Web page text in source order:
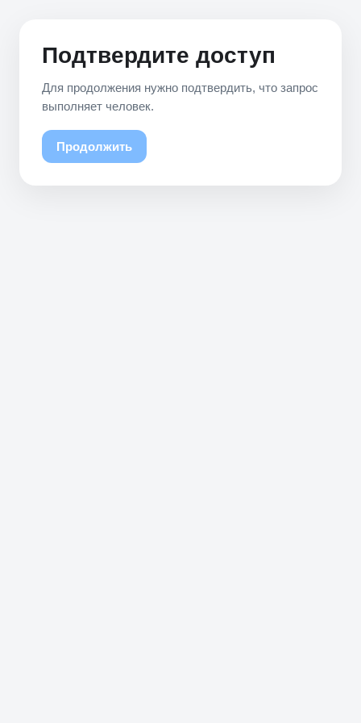
Подтвердите доступ
Для продолжения нужно подтвердить, что запрос
выполняет человек.
Продолжить